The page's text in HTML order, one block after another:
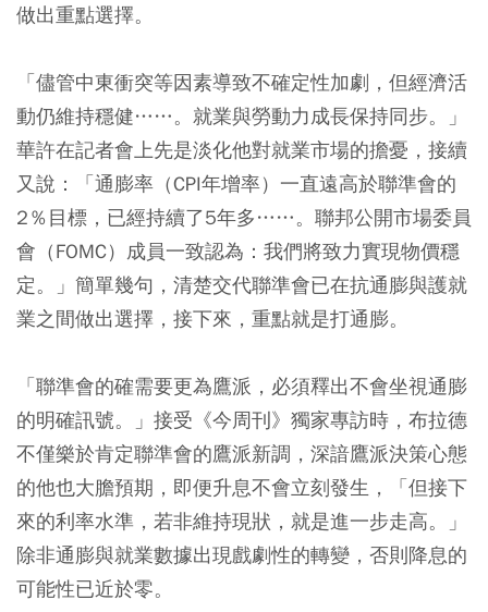
做出重點選擇。
「儘管中東衝突等因素導致不確定性加劇，但經濟活
動仍維持穩健……。就業與勞動力成長保持同步。」
華許在記者會上先是淡化他對就業市場的擔憂，接續
又說：「通膨率（CPI年增率）一直遠高於聯準會的
2％目標，已經持續了5年多……。聯邦公開市場委員
會（FOMC）成員一致認為：我們將致力實現物價穩
定。」簡單幾句，清楚交代聯準會已在抗通膨與護就
業之間做出選擇，接下來，重點就是打通膨。
「聯準會的確需要更為鷹派，必須釋出不會坐視通膨
的明確訊號。」接受《今周刊》獨家專訪時，布拉德
不僅樂於肯定聯準會的鷹派新調，深諳鷹派決策心態
的他也大膽預期，即便升息不會立刻發生，「但接下
來的利率水準，若非維持現狀，就是進一步走高。」
除非通膨與就業數據出現戲劇性的轉變，否則降息的
可能性已近於零。